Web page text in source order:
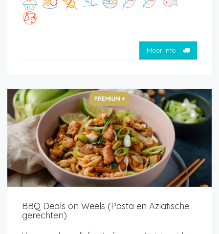
Meer info
PREMIUM +
BBQ Deals on Weels (Pasta en Aziatische
gerechten)